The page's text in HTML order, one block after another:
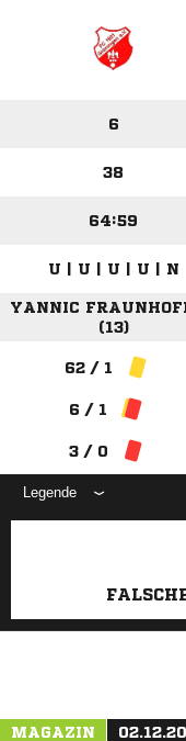
6
38
64:59
U | U | U | U | N
YANNIC
(13)
62 / 1
6 / 1
3 / 0
Legende
MAGAZIN